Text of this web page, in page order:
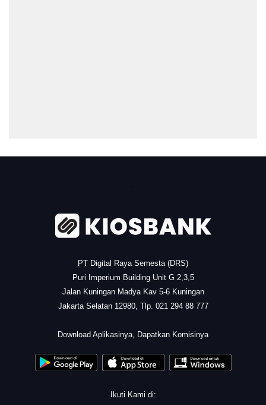
PT Digital Raya Semesta (DRS)
Puri Imperium Building Unit G 2,3,5
Jalan Kuningan Madya Kav 5-6 Kuningan
Jakarta Selatan 12980, Tlp. 021 294 88 777
Download Aplikasinya, Dapatkan Komisinya
Ikuti Kami di: